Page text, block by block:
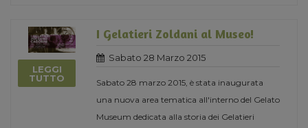
LEGGI
TUTTO
I Gelatieri Zoldani al Museo!
Sabato 28 Marzo 2015
Sabato 28 marzo 2015, è stata inaugurata
una nuova area tematica all'interno del Gelato
Museum dedicata alla storia dei Gelatieri